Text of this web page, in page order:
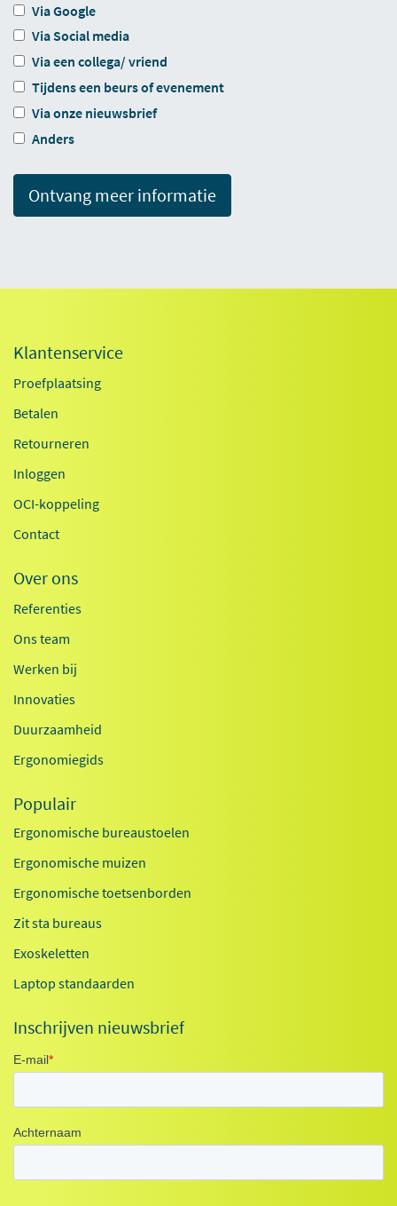
Via Google
Via Social media
Via een collega/ vriend
Tijdens een beurs of evenement
Via onze nieuwsbrief
Anders
Ontvang meer informatie
Klantenservice
Proefplaatsing
Betalen
Retourneren
Inloggen
OCI-koppeling
Contact
Over ons
Referenties
Ons team
Werken bij
Innovaties
Duurzaamheid
Ergonomiegids
Populair
Ergonomische bureaustoelen
Ergonomische muizen
Ergonomische toetsenborden
Zit sta bureaus
Exoskeletten
Laptop standaarden
Inschrijven nieuwsbrief